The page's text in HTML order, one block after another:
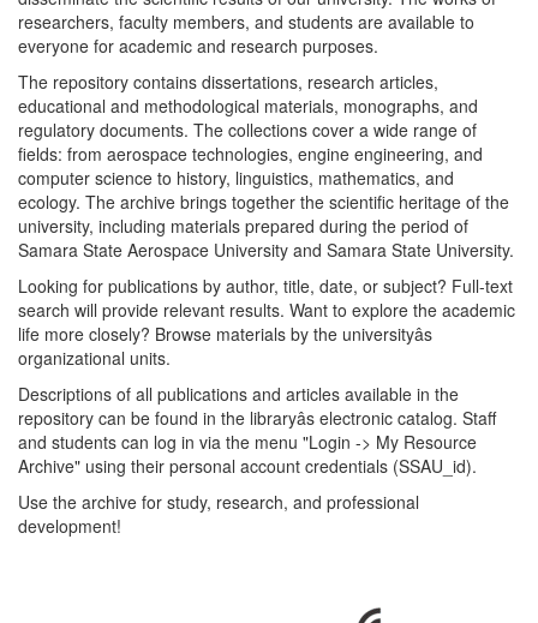
researchers, faculty members, and students are available to
everyone for academic and research purposes.
The repository contains dissertations, research articles,
educational and methodological materials, monographs, and
regulatory documents. The collections cover a wide range of
fields: from aerospace technologies, engine engineering, and
computer science to history, linguistics, mathematics, and
ecology. The archive brings together the scientific heritage of the
university, including materials prepared during the period of
Samara State Aerospace University and Samara State University.
Looking for publications by author, title, date, or subject? Full-text
search will provide relevant results. Want to explore the academic
life more closely? Browse materials by the universityâs
organizational units.
Descriptions of all publications and articles available in the
repository can be found in the libraryâs electronic catalog. Staff
and students can log in via the menu "Login -> My Resource
Archive" using their personal account credentials (SSAU_id).
Use the archive for study, research, and professional
development!